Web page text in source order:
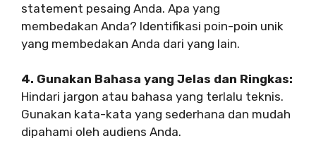
statement pesaing Anda. Apa yang
membedakan Anda? Identifikasi poin-poin unik
yang membedakan Anda dari yang lain.
4. Gunakan Bahasa yang Jelas dan Ringkas:
Hindari jargon atau bahasa yang terlalu teknis.
Gunakan kata-kata yang sederhana dan mudah
dipahami oleh audiens Anda.